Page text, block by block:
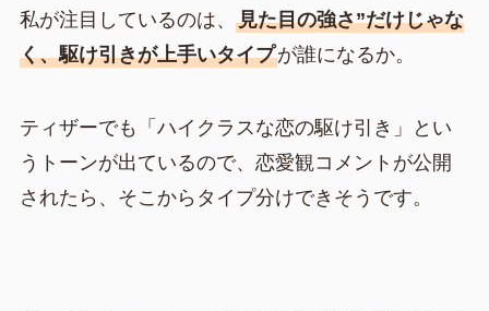
私が注目しているのは、 見た目の強さ”だけじゃな
く、駆け引きが上手いタイプが誰になるか。
ティザーでも「ハイクラスな恋の駆け引き」とい
うトーンが出ているので、恋愛観コメントが公開
されたら、そこからタイプ分けできそうです。